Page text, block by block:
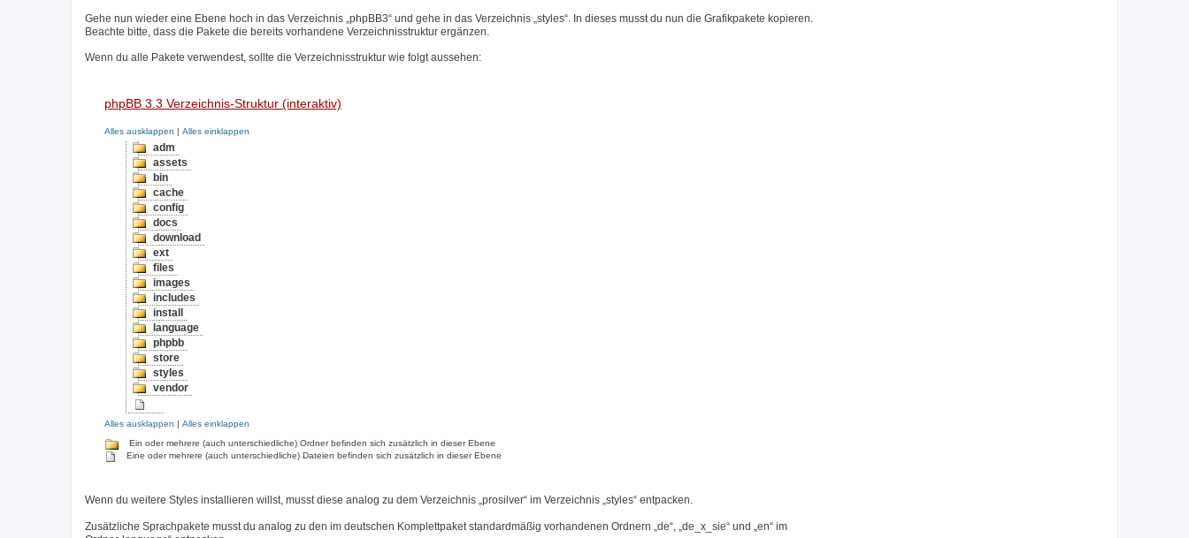
Gehe nun wieder eine Ebene hoch in das Verzeichnis „phpBB3“ und gehe in das Verzeichnis „styles“. In dieses musst du nun die Grafikpakete kopieren.
Beachte bitte, dass die Pakete die bereits vorhandene Verzeichnisstruktur ergänzen.
Wenn du alle Pakete verwendest, sollte die Verzeichnisstruktur wie folgt aussehen:
phpBB 3.3 Verzeichnis-Struktur (interaktiv)
Alles ausklappen Alles einklappen
adm
assets
bin
cache
config
docs
download
ext
files
images
includes
install
language
phpbb
store
styles
vendor
Alles ausklappen
Alles einklappen
Ein oder mehrere (auch unterschiedliche) Ordner befinden sich zusätzlich in dieser Ebene
Eine oder mehrere (auch unterschiedliche) Dateien befinden sich zusätzlich in dieser Ebene
Wenn du weitere Styles installieren willst, musst diese analog zu dem Verzeichnis „prosilver“ im Verzeichnis „styles“ entpacken.
Zusätzliche Sprachpakete musst du analog zu den im deutschen Komplettpaket standardmäßig vorhandenen Ordnern „de“, „de_x_sie“ und „en“ im